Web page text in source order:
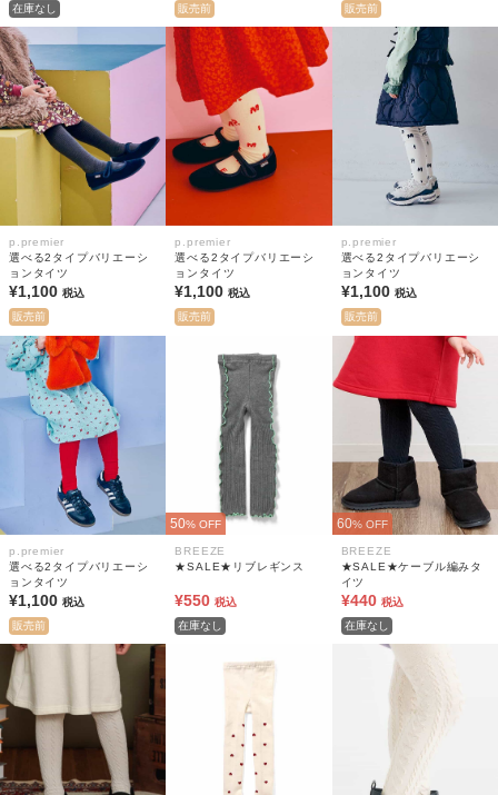
在庫なし
販売前
販売前
p.premier
選べる2タイプバリエーシ
ョンタイツ
¥1,100 税込
販売前
p.premier
選べる2タイプバリエーシ
ョンタイツ
¥1,100税込
販売前
p.premier
選べる2タイプバリエーシ
ョンタイツ
¥1,100 税込
販売前
p.premier
選べる2タイプバリエーシ
ョンタイツ
¥1,100 税込
販売前
50% OFF
BREEZE
★SALE★リブレギンス
¥550 税込
在庫なし
60% OFF
BREEZE
★SALE★ケーブル編みタ
イツ
¥440 税込
在庫なし